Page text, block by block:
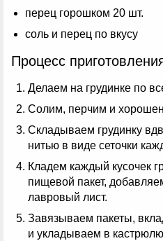
перец горошком 20 шт.
соль и перец по вкусу
Процесс
Делаем на грудинке по
Солим, перчим и
Складываем грудинку
нитью в виде сеточки
Кладем каждый кусочек
пищевой пакет,
лавровый лист.
Завязываем пакеты,
и укладываем в